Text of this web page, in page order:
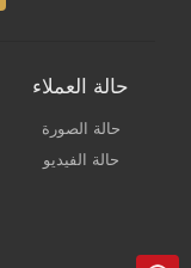
حالة العملاء
حالة الصورة
حالة الفيديو